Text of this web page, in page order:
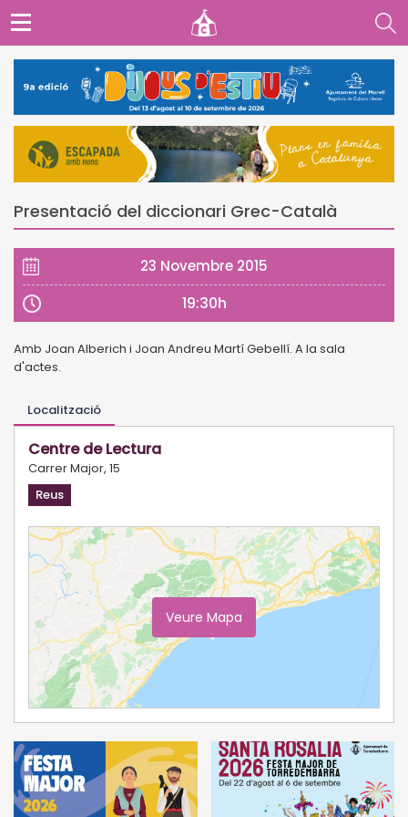
Presentació del diccionari Grec-Català
23 Novembre 2015
19:30h
Amb Joan Alberich i Joan Andreu Martí Gebellí. A la sala
d'actes.
Localització
Centre de Lectura
Carrer Major, 15
Reus
Veure Mapa